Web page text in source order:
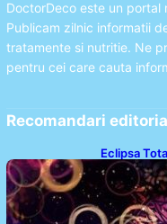
DoctorDeco este un portal
Publicam zilnic informatii
tratamente si nutritie. Ne
pentru cei care cauta
Recomandari
Eclipsa
Analiză a
18 Ani